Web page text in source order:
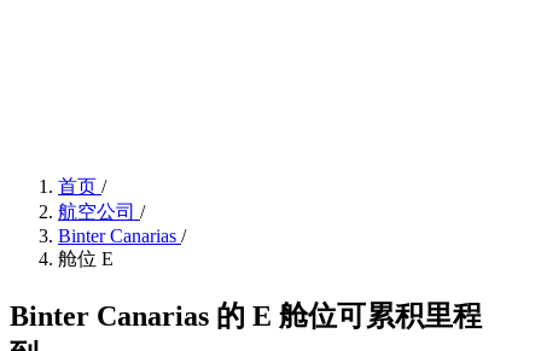
首页 /
航空公司 /
Binter Canarias /
舱位 E
Binter Canarias 的 E 舱位可累积里程